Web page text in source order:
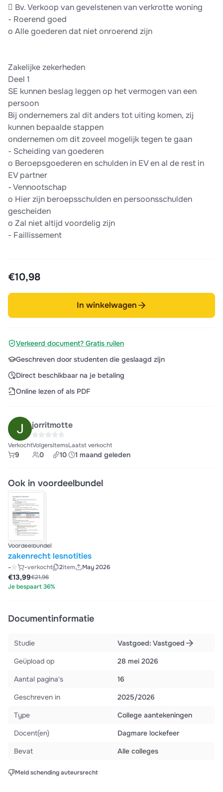
 Bv. Verkoop van gevelstenen van verkrotte woning
- Roerend goed
o Alle goederen dat niet onroerend zijn
Zakelijke zekerheden
Deel 1
SE kunnen beslag leggen op het vermogen van een
persoon
Bij ondernemers zal dit anders tot uiting komen, zij
kunnen bepaalde stappen
ondernemen om dit zoveel mogelijk tegen te gaan
- Scheiding van goederen
o Beroepsgoederen en schulden in EV en al de rest in
EV partner
- Vennootschap
o Hier zijn beroepsschulden en persoonsschulden
gescheiden
o Zal niet altijd voordelig zijn
- Faillissement
€10,98
In winkelwagen
Verkeerd document? Gratis ruilen
Geschreven door studenten die geslaagd zijn
Direct beschikbaar na je betaling
Online lezen of als PDF
jorritmotte
Verkocht
9
Volgers
0
Items
10
Laatst verkocht
1 maand geleden
Ook in voordeelbundel
Voordeelbundel
zakenrecht lesnotities
- -verkocht 2item
May 2026
€21,96
€13,99
Je bespaart 36%
Documentinformatie
Studie
Vastgoed: Vastgoed
Geüpload op
28 mei 2026
Aantal pagina's
16
Geschreven in
2025/2026
Type
College aantekeningen
Docent(en)
Dagmare lockefeer
Bevat
Alle colleges
Meld schending auteursrecht